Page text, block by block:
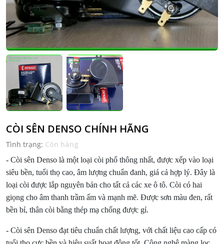
CÒI SÊN DENSO CHÍNH HÃNG
Tình trạng: Còn hàng
- Còi sên Denso là một loại còi phổ thông nhất, được xếp vào loại
siêu bền, tuổi thọ cao, âm lượng chuẩn đanh, giá cả hợp lý. Đây là
loại còi được lắp nguyên bản cho tất cả các xe ô tô. Còi có hai
giọng cho âm thanh trầm ấm và mạnh mẽ. Được sơn màu đen, rất
bền bỉ, thân còi bằng thép mạ chống được gỉ.
- Còi sên Denso đạt tiêu chuẩn chất lượng, với chất liệu cao cấp có